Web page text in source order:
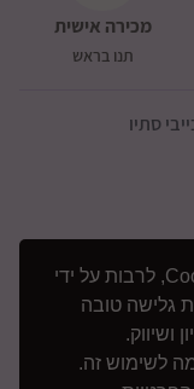
אתר זה עושה שימוש בקבצי Cookies, לרבות על ידי
גלישה טובה
ושיווק.
לשימוש זה.
מכירה אישית
תנו בראש